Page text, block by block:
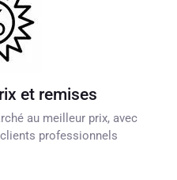
et remises
au meilleur prix, avec
professionnels